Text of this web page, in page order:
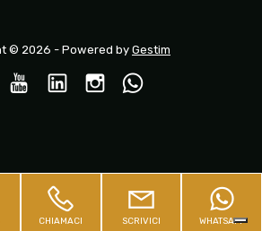
© 2026 - Powered by Gestim
CHIAMACI SCRIVICI WHATSAPP